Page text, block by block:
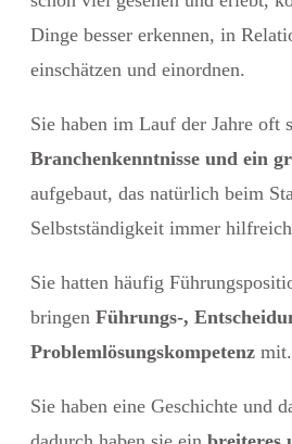
Dinge besser erkennen, in
einschätzen und einordnen.
Sie haben im Lauf der Jahre oft
Branchenkenntnisse und ein
aufgebaut, das natürlich beim
Selbstständigkeit immer
Sie hatten häufig
bringen Führungs-,
Problemlösungskompetenz mit.
Sie haben eine Geschichte und